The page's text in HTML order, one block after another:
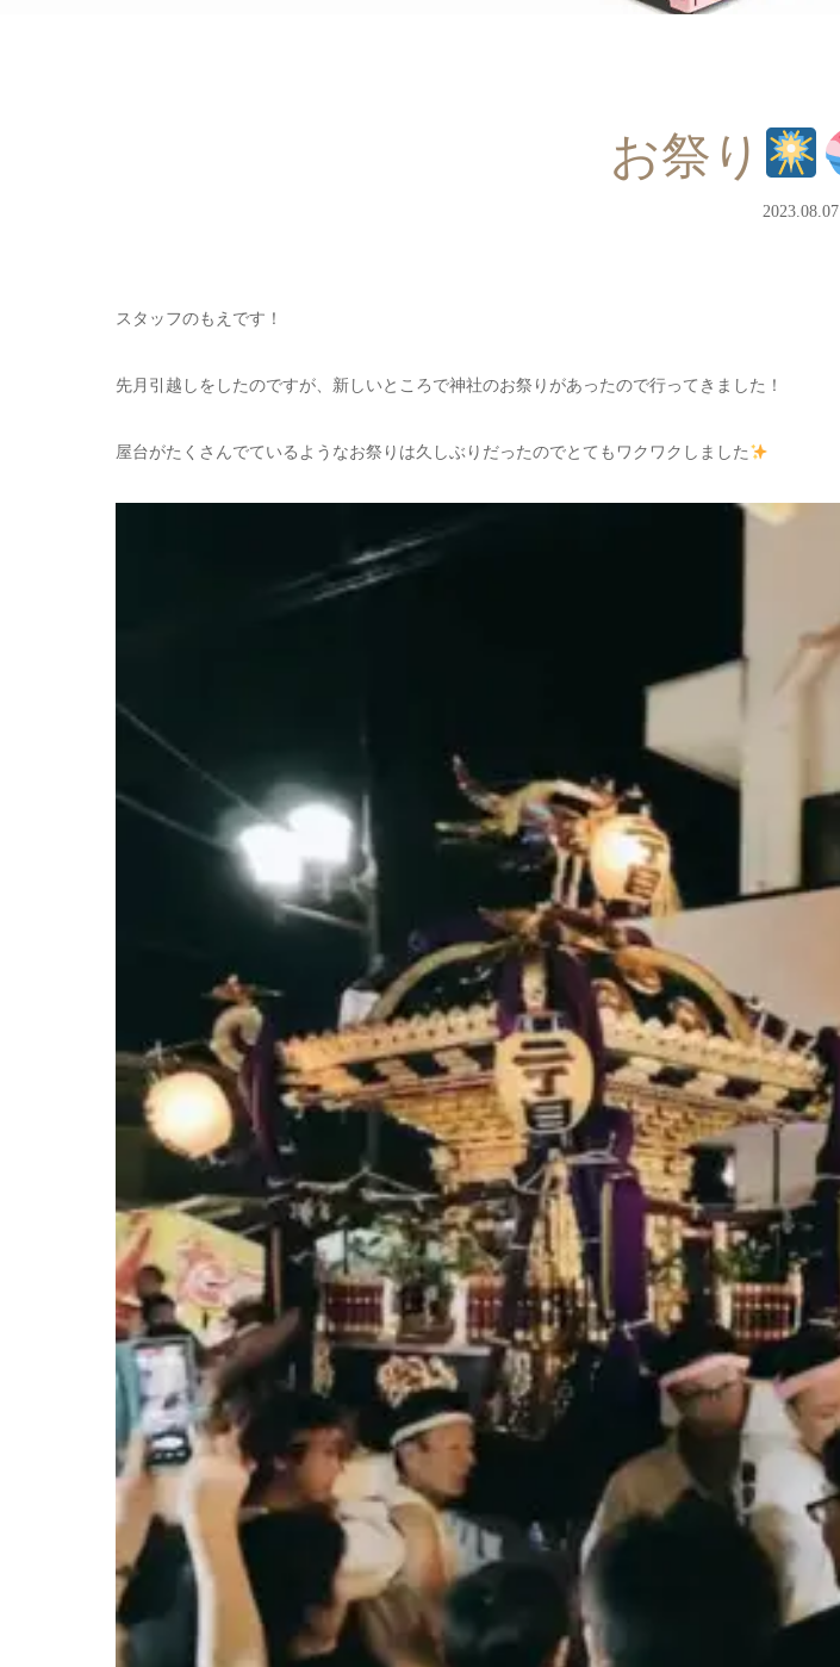
お祭り
2023.08.07
スタッフのもえです！
先月引越しをしたのですが、新しいところで神社のお祭りがあったので行ってきました！
屋台がたくさんでているようなお祭りは久しぶりだったのでとてもワクワクしました